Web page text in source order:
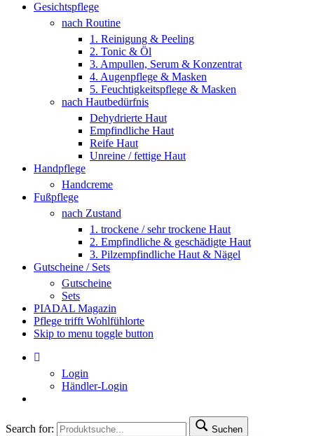
Gesichtspflege
nach Routine
1. Reinigung & Peeling
2. Tonic & Öl
3. Ampullen, Serum & Konzentrat
4. Augenpflege & Masken
5. Feuchtigkeitspflege & Masken
nach Hautbedürfnis
Dehydrierte Haut
Empfindliche Haut
Reife Haut
Unreine / fettige Haut
Handpflege
Handcreme
Fußpflege
nach Zustand
1. trockene / sehr trockene Haut
2. Empfindliche & geschädigte Haut
3. Pilzempfindliche Haut & Nägel
Gutscheine / Sets
Gutscheine
Sets
PIADAL Magazin
Pflege trifft Wohlfühlorte
Skip to menu toggle button
Login
Händler-Login
Search for: Suchen